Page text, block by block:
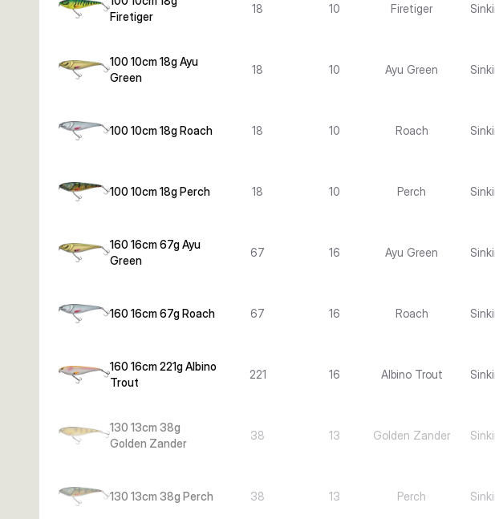
Firetiger
18 10 Firetiger
100 10cm 18g Ayu
Green
18 10 Ayu Green
100 10cm 18g Roach 18 10 Roach
100 10cm 18g Perch 18 10 Perch
160 16cm 67g Ayu
Green
67 16 Ayu Green
160 16cm 67g Roach 67 16 Roach
160 16cm 221g Albino
Trout
221 16 Albino Trout
130 13cm 38g
Golden Zander
38 13 Golden Zander
130 13cm 38g Perch 38 13 Perch